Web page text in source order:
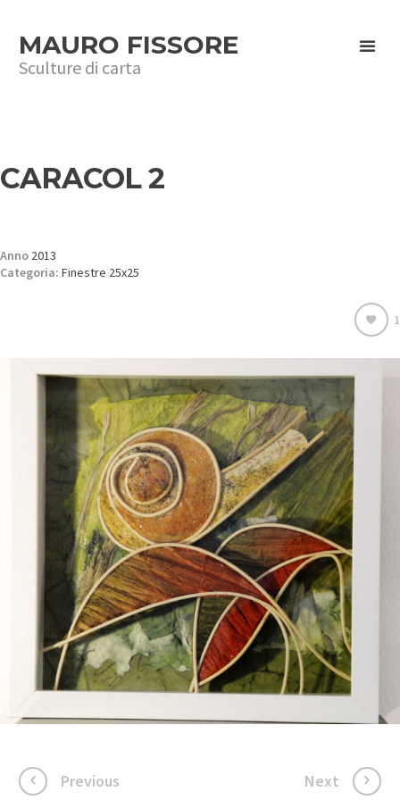
MAURO FISSORE
Sculture di carta
CARACOL 2
Anno 2013
Categoria: Finestre 25x25
1
Previous Next